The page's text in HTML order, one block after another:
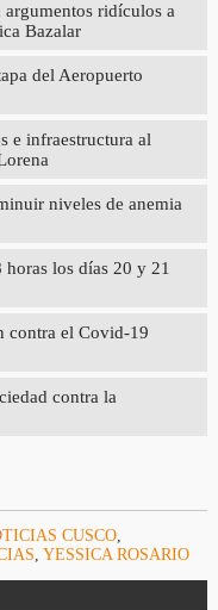
argumentos ridículos a
Bazalar
del Aeropuerto
e infraestructura al
niveles de anemia
horas los días 20 y 21
contra el Covid-19
contra la
CUSCO,
, YESSICA ROSARIO